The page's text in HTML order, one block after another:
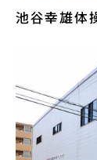
池谷幸雄体